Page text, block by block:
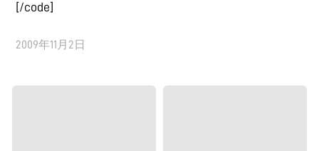
[/code]
2009年11月2日